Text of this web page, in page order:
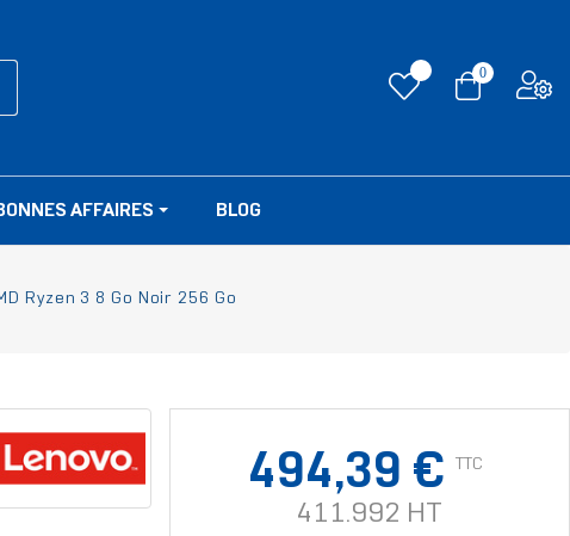
0
AFFAIRES BLOG
Ryzen 3 8 Go Noir 256 Go
494,39 € TTC
411.992 HT